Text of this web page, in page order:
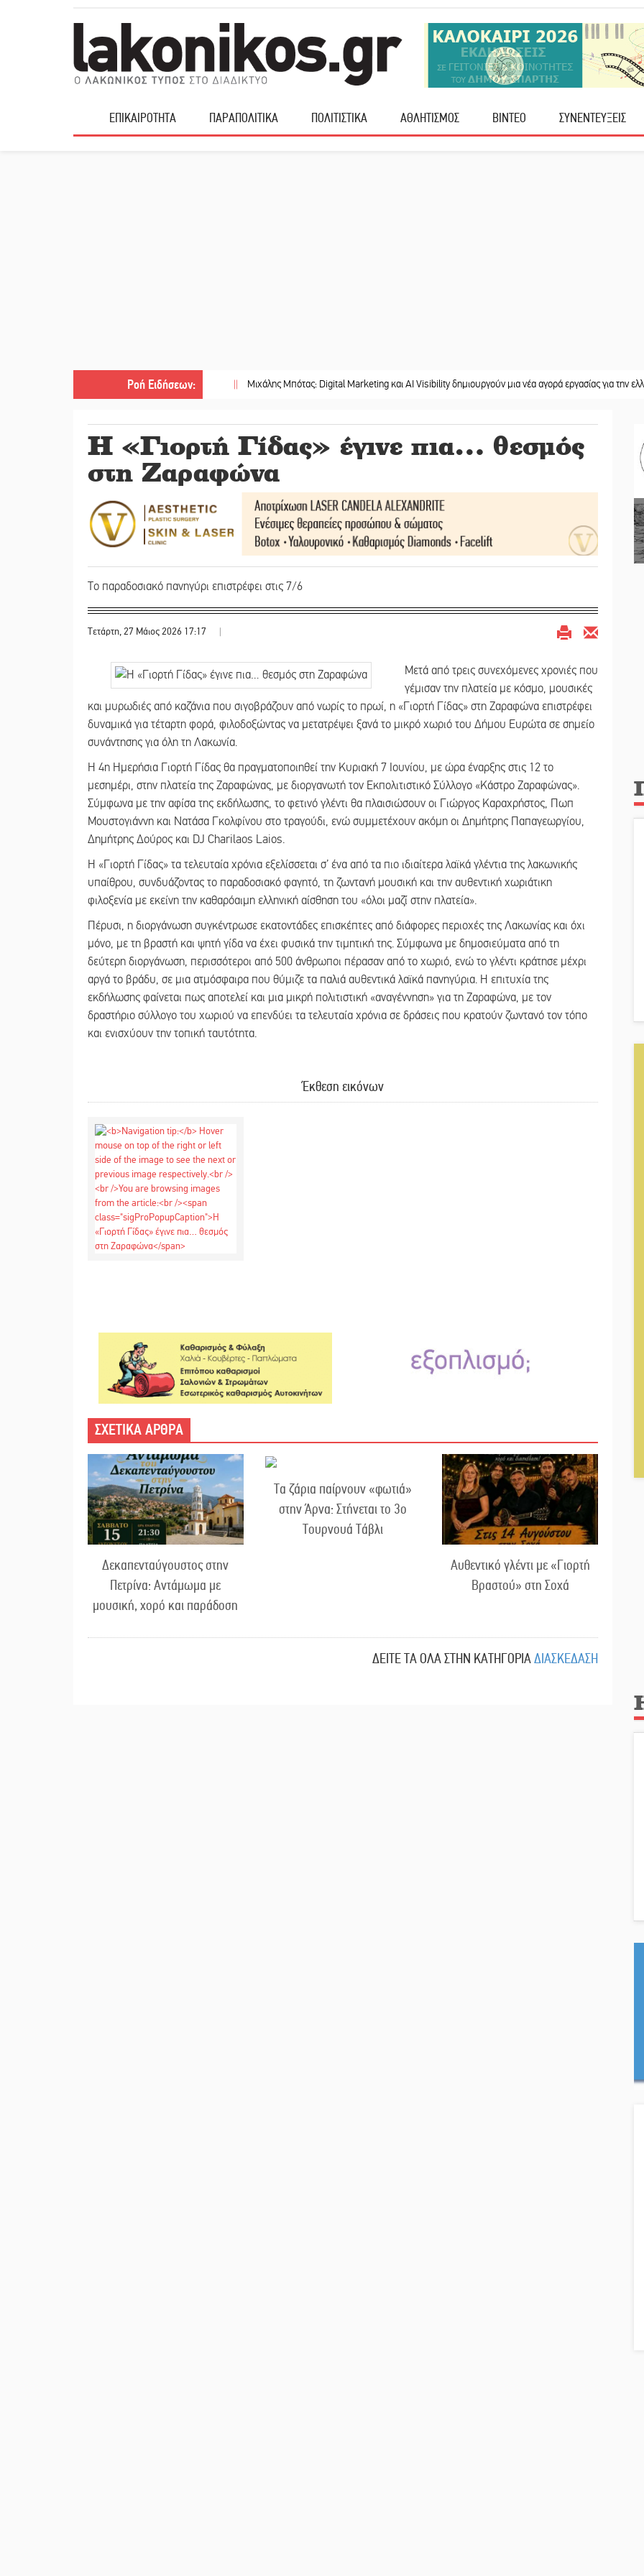
ΕΠΙΚΑΙΡΟΤΗΤΑ ΠΑΡΑΠΟΛΙΤΙΚΑ ΠΟΛΙΤΙΣΤΙΚΑ ΑΘΛΗΤΙΣΜΟΣ ΒΙΝΤΕΟ ΣΥΝΕΝΤΕΥΞΕΙΣ
Ροή Ειδήσεων:
|| Μιχάλης Μπότας: Digital Marketing και AI Visibility δημιουργούν μια νέα αγορά εργασίας για την ελληνική
Η «Γιορτή Γίδας» έγινε πια… θεσμός
στη Ζαραφώνα
Το παραδοσιακό πανηγύρι επιστρέφει στις 7/6
Τετάρτη, 27 Μάιος 2026 17:17 |
Μετά από τρεις συνεχόμενες χρονιές που
γέμισαν την πλατεία με κόσμο, μουσικές
και μυρωδιές από καζάνια που σιγοβράζουν από νωρίς το πρωί, η «Γιορτή Γίδας» στη Ζαραφώνα επιστρέφει
δυναμικά για τέταρτη φορά, φιλοδοξώντας να μετατρέψει ξανά το μικρό χωριό του Δήμου Ευρώτα σε σημείο
συνάντησης για όλη τη Λακωνία.
Η 4η Ημερήσια Γιορτή Γίδας θα πραγματοποιηθεί την Κυριακή 7 Ιουνίου, με ώρα έναρξης στις 12 το
μεσημέρι, στην πλατεία της Ζαραφώνας, με διοργανωτή τον Εκπολιτιστικό Σύλλογο «Κάστρο Ζαραφώνας».
Σύμφωνα με την αφίσα της εκδήλωσης, το φετινό γλέντι θα πλαισιώσουν οι Γιώργος Καραχρήστος, Πωπ
Μουστογιάννη και Νατάσα Γκολφίνου στο τραγούδι, ενώ συμμετέχουν ακόμη οι Δημήτρης Παπαγεωργίου,
Δημήτρης Δούρος και DJ Charilaos Laios.
Η «Γιορτή Γίδας» τα τελευταία χρόνια εξελίσσεται σ’ ένα από τα πιο ιδιαίτερα λαϊκά γλέντια της λακωνικής
υπαίθρου, συνδυάζοντας το παραδοσιακό φαγητό, τη ζωντανή μουσική και την αυθεντική χωριάτικη
φιλοξενία με εκείνη την καθαρόαιμη ελληνική αίσθηση του «όλοι μαζί στην πλατεία».
Πέρυσι, η διοργάνωση συγκέντρωσε εκατοντάδες επισκέπτες από διάφορες περιοχές της Λακωνίας και όχι
μόνο, με τη βραστή και ψητή γίδα να έχει φυσικά την τιμητική της. Σύμφωνα με δημοσιεύματα από τη
δεύτερη διοργάνωση, περισσότεροι από 500 άνθρωποι πέρασαν από το χωριό, ενώ το γλέντι κράτησε μέχρι
αργά το βράδυ, σε μια ατμόσφαιρα που θύμιζε τα παλιά αυθεντικά λαϊκά πανηγύρια. Η επιτυχία της
εκδήλωσης φαίνεται πως αποτελεί και μια μικρή πολιτιστική «αναγέννηση» για τη Ζαραφώνα, με τον
δραστήριο σύλλογο του χωριού να επενδύει τα τελευταία χρόνια σε δράσεις που κρατούν ζωντανό τον τόπο
και ενισχύουν την τοπική ταυτότητα.
Έκθεση εικόνων
ΣΧΕΤΙΚΑ ΑΡΘΡΑ
Δεκαπενταύγουστος στην
Πετρίνα: Αντάμωμα με
μουσική, χορό και παράδοση
Τα ζάρια παίρνουν «φωτιά»
στην Άρνα: Στήνεται το 3ο
Τουρνουά Τάβλι
Αυθεντικό γλέντι με «Γιορτή
Βραστού» στη Σοχά
ΔΕΙΤΕ ΤΑ ΟΛΑ ΣΤΗΝ ΚΑΤΗΓΟΡΙΑΔΙΑΣΚΕΔΑΣΗ